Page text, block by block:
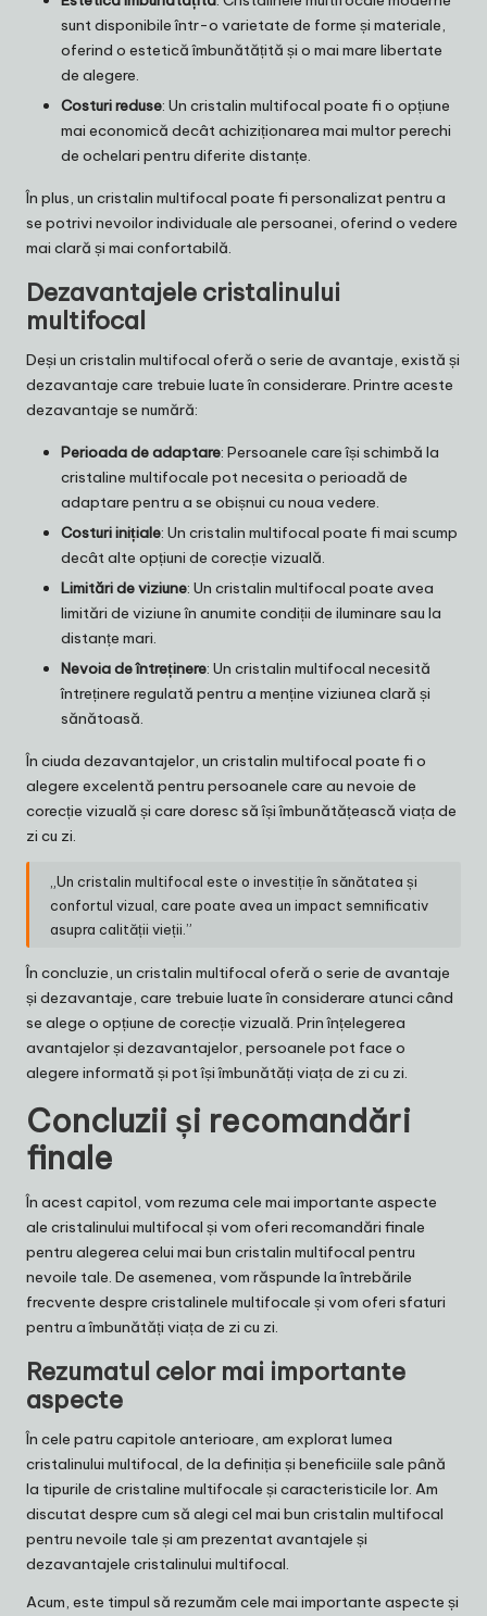
sunt disponibile într-o varietate de forme și materiale,
oferind o estetică îmbunătățită și o mai mare libertate
de alegere.
Costuri reduse: Un cristalin multifocal poate fi o opțiune
mai economică decât achiziționarea mai multor perechi
de ochelari pentru diferite distanțe.
În plus, un cristalin multifocal poate fi personalizat pentru a
se potrivi nevoilor individuale ale persoanei, oferind o vedere
mai clară și mai confortabilă.
Dezavantajele cristalinului
multifocal
Deși un cristalin multifocal oferă o serie de avantaje, există și
dezavantaje care trebuie luate în considerare. Printre aceste
dezavantaje se numără:
Perioada de adaptare: Persoanele care își schimbă la
cristaline multifocale pot necesita o perioadă de
adaptare pentru a se obișnui cu noua vedere.
Costuri inițiale: Un cristalin multifocal poate fi mai scump
decât alte opțiuni de corecție vizuală.
Limitări de viziune: Un cristalin multifocal poate avea
limitări de viziune în anumite condiții de iluminare sau la
distanțe mari.
Nevoia de întreținere: Un cristalin multifocal necesită
întreținere regulată pentru a menține viziunea clară și
sănătoasă.
În ciuda dezavantajelor, un cristalin multifocal poate fi o
alegere excelentă pentru persoanele care au nevoie de
corecție vizuală și care doresc să își îmbunătățească viața de
zi cu zi.
„Un cristalin multifocal este o investiție în sănătatea și
confortul vizual, care poate avea un impact semnificativ
asupra calității vieții.”
În concluzie, un cristalin multifocal oferă o serie de avantaje
și dezavantaje, care trebuie luate în considerare atunci când
se alege o opțiune de corecție vizuală. Prin înțelegerea
avantajelor și dezavantajelor, persoanele pot face o
alegere informată și pot își îmbunătăți viața de zi cu zi.
Concluzii și recomandări
finale
În acest capitol, vom rezuma cele mai importante aspecte
ale cristalinului multifocal și vom oferi recomandări finale
pentru alegerea celui mai bun cristalin multifocal pentru
nevoile tale. De asemenea, vom răspunde la întrebările
frecvente despre cristalinele multifocale și vom oferi sfaturi
pentru a îmbunătăți viața de zi cu zi.
Rezumatul celor mai importante
aspecte
În cele patru capitole anterioare, am explorat lumea
cristalinului multifocal, de la definiția și beneficiile sale până
la tipurile de cristaline multifocale și caracteristicile lor. Am
discutat despre cum să alegi cel mai bun cristalin multifocal
pentru nevoile tale și am prezentat avantajele și
dezavantajele cristalinului multifocal.
Acum, este timpul să rezumăm cele mai importante aspecte și